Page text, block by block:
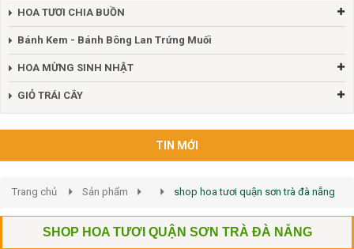
Bánh Kem - Bánh Bông Lan Trứng Muối
HOA MỪNG SINH NHẬT
Trang chủ Sản phẩm shop hoa tươi quận sơn trà đà nẵng
SHOP HOA TƯƠI QUẬN SƠN TRÀ ĐÀ NẴNG